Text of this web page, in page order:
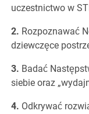
uczestnictwo w
Rozpoznawać
dziewczęce
Badać
siebie oraz
Odkrywać